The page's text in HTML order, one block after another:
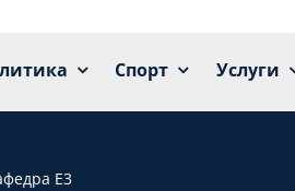
Спорт Услуги
Образование Наука
Е3